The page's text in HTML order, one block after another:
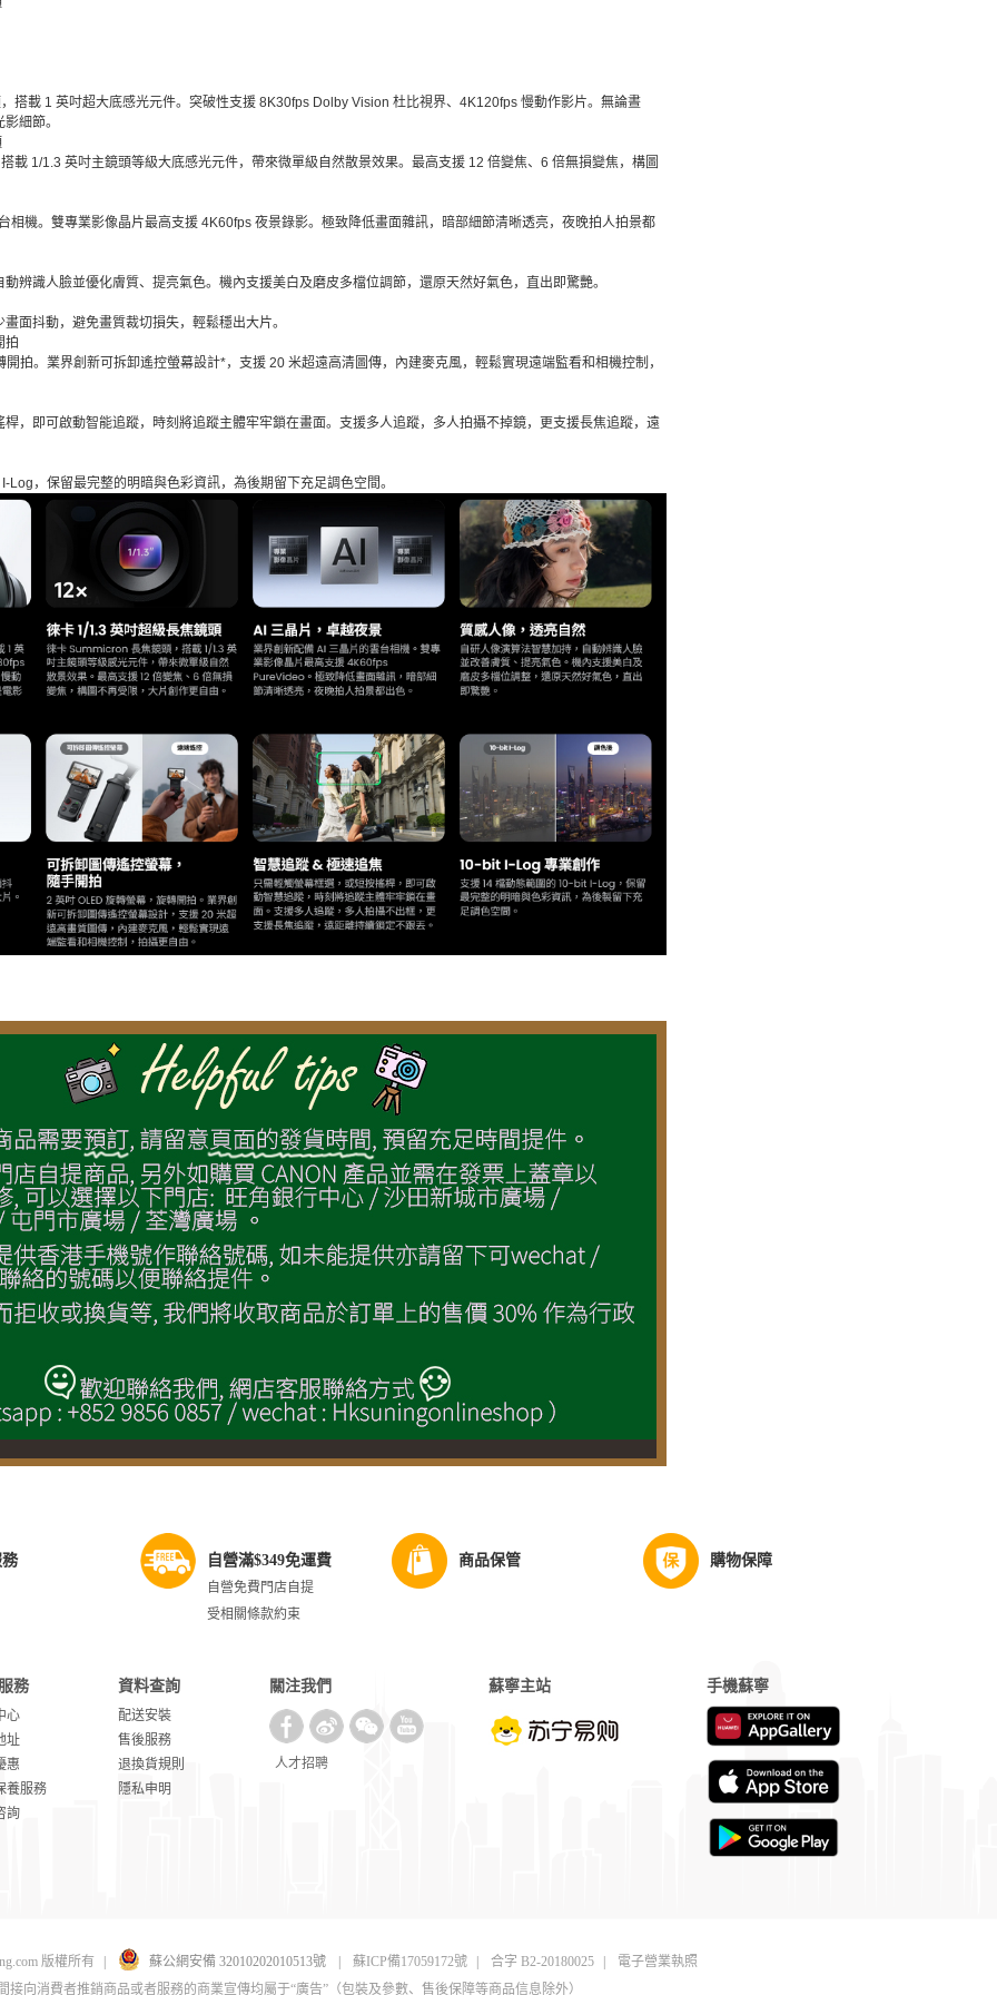
搭載 1 英吋超大底感光元件。突破性支援 8K30fps Dolby Vision 杜比視界、4K120fps 慢動作影片。無論晝
細節。
載 1/1.3 英吋主鏡頭等級大底感光元件，帶來微單級自然散景效果。最高支援 12 倍變焦、6 倍無損變焦，構圖
相機。雙專業影像晶片最高支援 4K60fps 夜景錄影。極致降低畫面雜訊，暗部細節清晰透亮，夜晚拍人拍景都
辨識人臉並優化膚質、提亮氣色。機內支援美白及磨皮多檔位調節，還原天然好氣色，直出即驚艷。
面抖動，避免畫質裁切損失，輕鬆穩出大片。
拍
拍。業界創新可拆卸遙控螢幕設計*，支援 20 米超遠高清圖傳，內建麥克風，輕鬆實現遠端監看和相機控制，
，即可啟動智能追蹤，時刻將追蹤主體牢牢鎖在畫面。支援多人追蹤，多人拍攝不掉鏡，更支援長焦追蹤，遠
Log，保留最完整的明暗與色彩資訊，為後期留下充足調色空間。
自營滿$349免運費
自營免費門店自提
受相關條款約束
商品保管 購物保障
務
心
址
惠
養服務
詢
資料查詢
配送安裝
售後服務
退換貨規則
隱私申明
關注我們
人才招聘
蘇寧主站 手機蘇寧
版權所有 蘇公網安備 32010202010513號 蘇ICP備17059172號 合字 B2-20180025
電子營業執照
接向消費者推銷商品或者服務的商業宣傳均屬于“廣告”（包裝及參數、售後保障等商品信息除外）